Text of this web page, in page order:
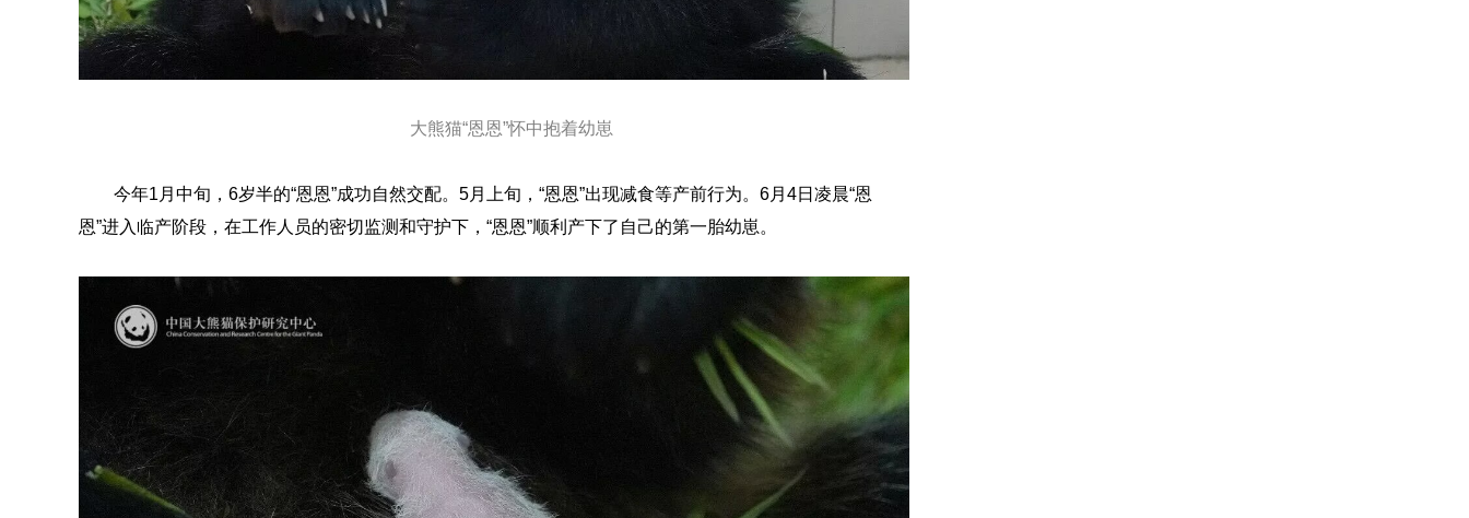
大熊猫“恩恩”怀中抱着幼崽
今年1月中旬，6岁半的“恩恩”成功自然交配。5月上旬，“恩恩”出现减食等产前行为。6月4日凌晨“恩
恩”进入临产阶段，在工作人员的密切监测和守护下，“恩恩”顺利产下了自己的第一胎幼崽。